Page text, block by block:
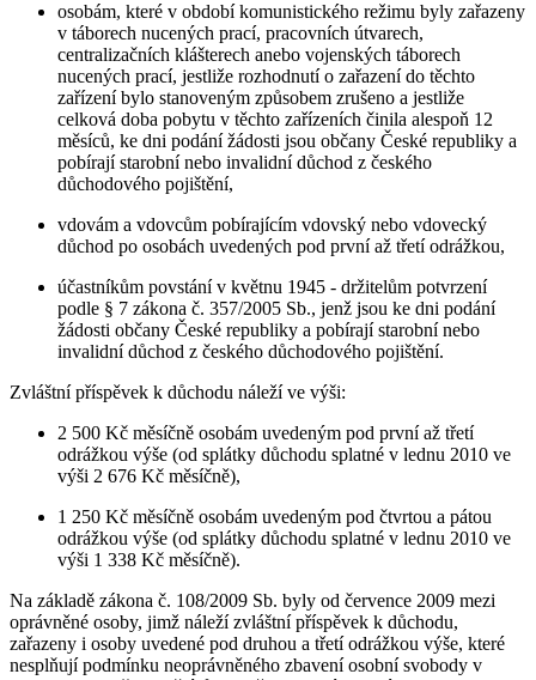
osobám, které v období komunistického režimu byly zařazeny
v táborech nucených prací, pracovních útvarech,
centralizačních klášterech anebo vojenských táborech
nucených prací, jestliže rozhodnutí o zařazení do těchto
zařízení bylo stanoveným způsobem zrušeno a jestliže
celková doba pobytu v těchto zařízeních činila alespoň 12
měsíců, ke dni podání žádosti jsou občany České republiky a
pobírají starobní nebo invalidní důchod z českého
důchodového pojištění,
vdovám a vdovcům pobírajícím vdovský nebo vdovecký
důchod po osobách uvedených pod první až třetí odrážkou,
účastníkům povstání v květnu 1945 - držitelům potvrzení
podle § 7 zákona č. 357/2005 Sb., jenž jsou ke dni podání
žádosti občany České republiky a pobírají starobní nebo
invalidní důchod z českého důchodového pojištění.
Zvláštní příspěvek k důchodu náleží ve výši:
2 500 Kč měsíčně osobám uvedeným pod první až třetí
odrážkou výše (od splátky důchodu splatné v lednu 2010 ve
výši 2 676 Kč měsíčně),
1 250 Kč měsíčně osobám uvedeným pod čtvrtou a pátou
odrážkou výše (od splátky důchodu splatné v lednu 2010 ve
výši 1 338 Kč měsíčně).
Na základě zákona č. 108/2009 Sb. byly od července 2009 mezi
oprávněné osoby, jimž náleží zvláštní příspěvek k důchodu,
zařazeny i osoby uvedené pod druhou a třetí odrážkou výše, které
nesplňují podmínku neoprávněného zbavení osobní svobody v